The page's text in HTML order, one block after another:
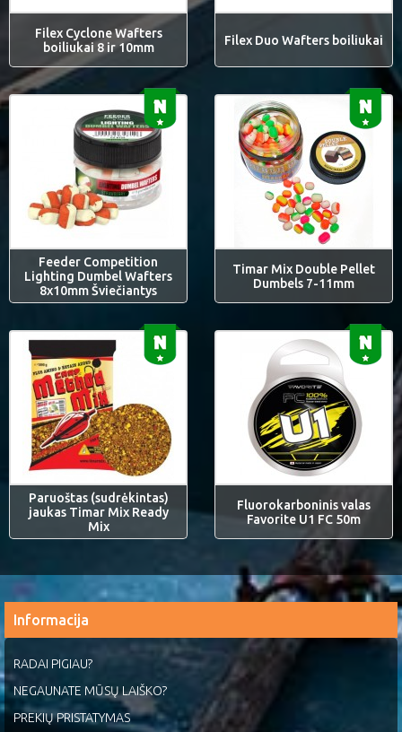
Filex Cyclone Wafters
boiliukai 8 ir 10mm
Filex Duo Wafters boiliukai
Feeder Competition
Lighting Dumbel Wafters
8x10mm Šviečiantys
Timar Mix Double Pellet
Dumbels 7-11mm
Paruoštas (sudrėkintas)
jaukas Timar Mix Ready
Mix
Fluorokarboninis valas
Favorite U1 FC 50m
Informacija
RADAI PIGIAU?
NEGAUNATE MŪSŲ LAIŠKO?
PREKIŲ PRISTATYMAS